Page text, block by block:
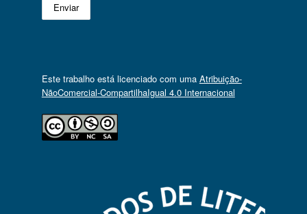
Este trabalho está licenciado com uma Atribuição-
NãoComercial-CompartilhaIgual 4.0 Internacional